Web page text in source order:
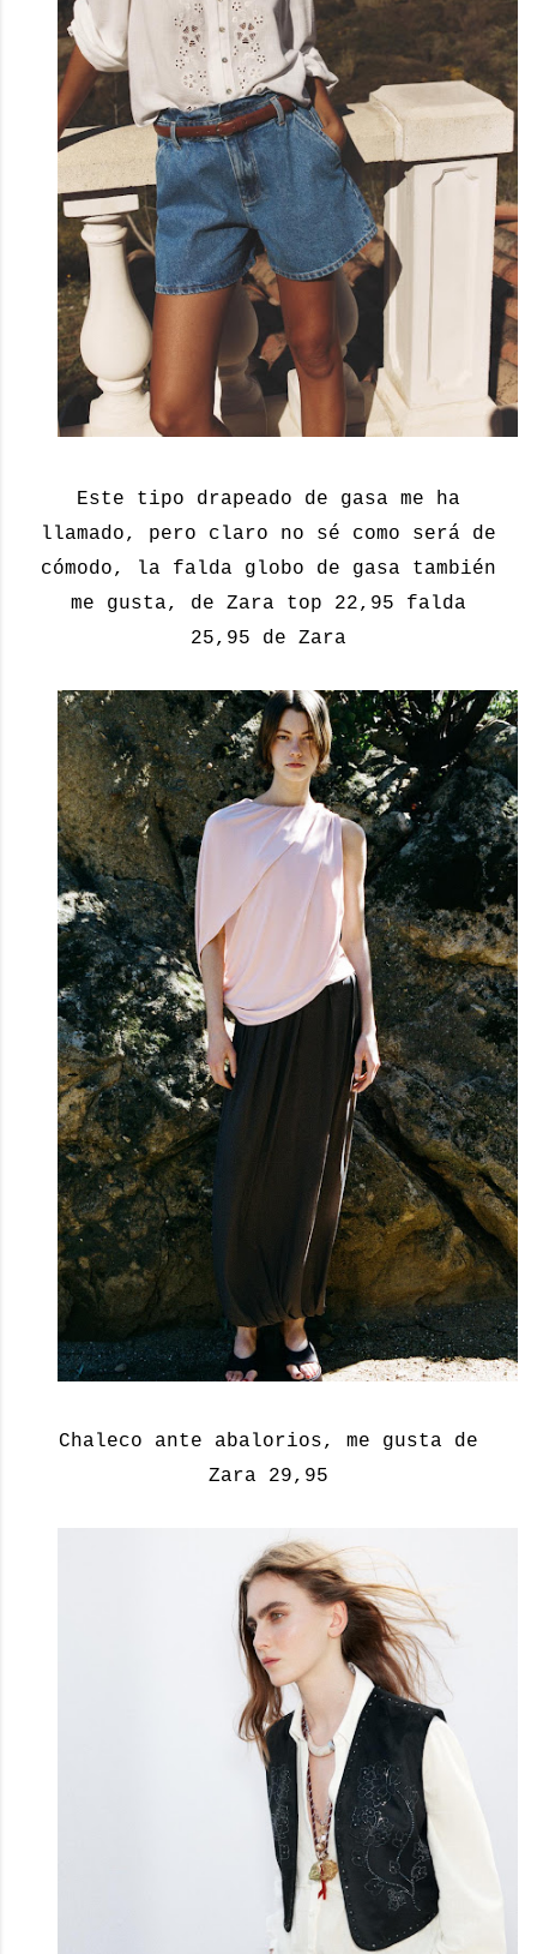
Este tipo drapeado de gasa me ha
llamado, pero claro no sé como será de
cómodo, la falda globo de gasa también
me gusta, de Zara top 22,95 falda
25,95 de Zara
Chaleco ante abalorios, me gusta de
Zara 29,95